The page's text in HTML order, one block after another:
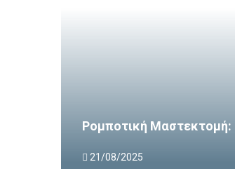
Ρομποτική Μαστεκτομή:
21/08/2025